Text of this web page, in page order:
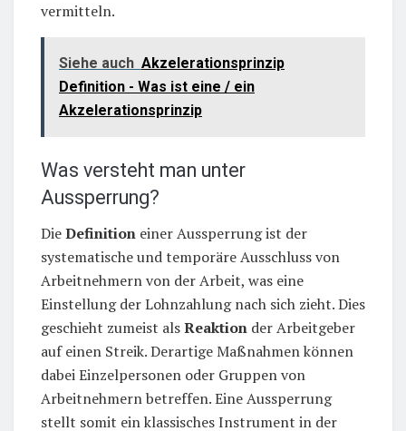
vermitteln.
Siehe auch Akzelerationsprinzip
Definition - Was ist eine / ein
Akzelerationsprinzip
Was versteht man unter
Aussperrung?
DieDefinition einer Aussperrung ist der
systematische und temporäre Ausschluss von
Arbeitnehmern von der Arbeit, was eine
Einstellung der Lohnzahlung nach sich zieht. Dies
geschieht zumeist alsReaktion der Arbeitgeber
auf einen Streik. Derartige Maßnahmen können
dabei Einzelpersonen oder Gruppen von
Arbeitnehmern betreffen. Eine Aussperrung
stellt somit ein klassisches Instrument in der